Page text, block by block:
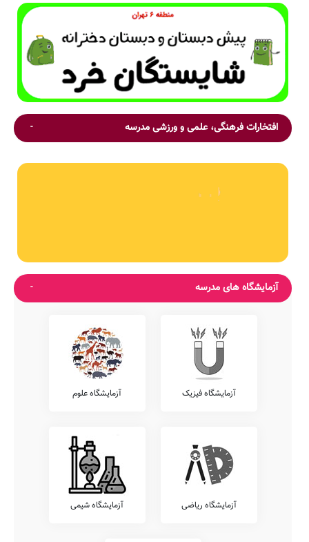
افتخارات فرهنگی، علمی و ورزشی مدرسه
آزمایشگاه های مدرسه
آزمایشگاه فیزیک آزمایشگاه علوم
آزمایشگاه ریاضی آزمایشگاه شیمی